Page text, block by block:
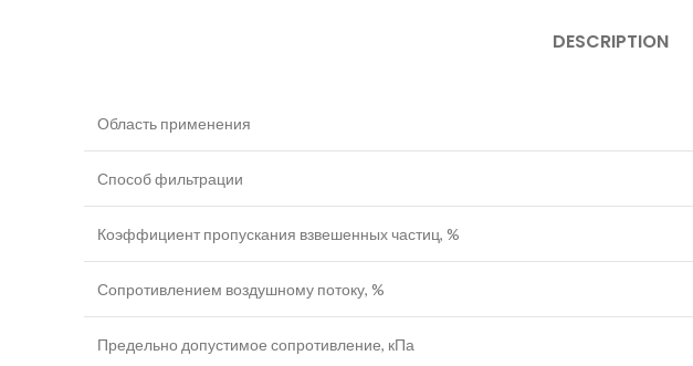
DESCRIPTION
Область применения
Способ фильтрации
Коэффициент пропускания взвешенных частиц, %
Сопротивлением воздушному потоку, %
Предельно допустимое сопротивление, кПа